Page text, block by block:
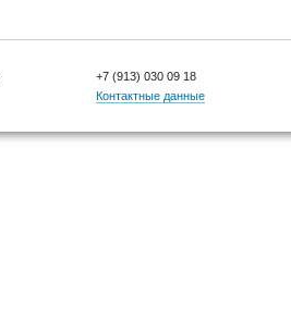
+7 (913) 030 09 18
Контактные данные